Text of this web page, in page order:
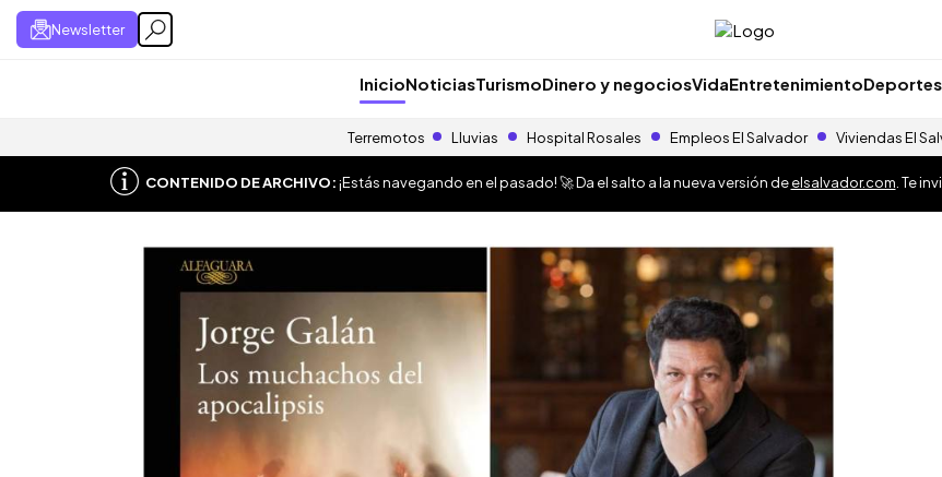
Newsletter
InicioNoticiasTurismoDinero y negociosVidaEntretenimientoDeportes
Terremotos Lluvias Hospital Rosales Empleos El Salvador Viviendas El
CONTENIDO DE ARCHIVO:¡Estás navegando en el pasado! 🚀 Da el salto a la nueva versión deelsalvador.com . Te